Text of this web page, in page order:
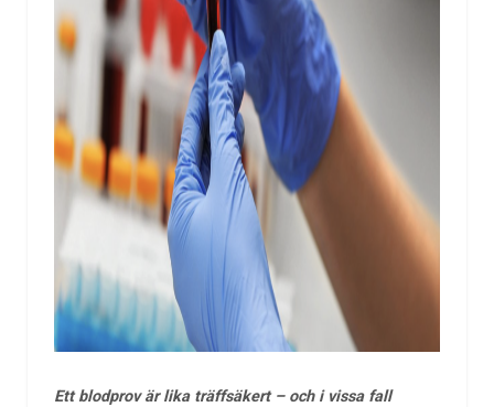
Ett blodprov är lika träffsäkert – och i vissa fall